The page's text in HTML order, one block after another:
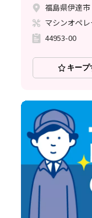
福島県伊達市
マシンオペ
44953-00
キープ